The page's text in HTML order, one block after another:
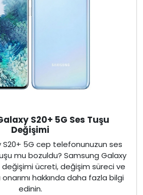
S20+ 5G Ses Tuşu
Değişimi
S20+ 5G cep telefonunuzun ses
mu bozuldu? Samsung Galaxy
değişimi ücreti, değişim süreci ve
hakkında daha fazla bilgi
edinin.